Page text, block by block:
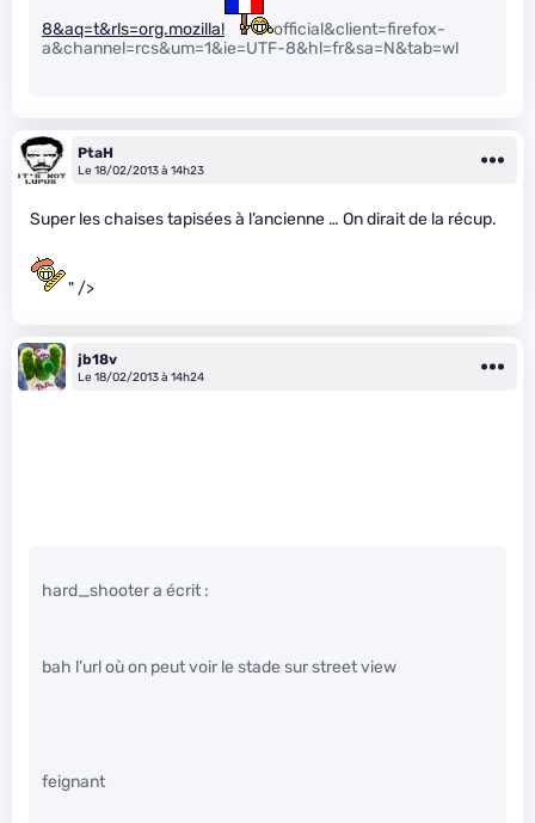
8&aq=t&rls=org.mozilla!
official&client=firefox-
a&channel=rcs&um=1&ie=UTF-8&hl=fr&sa=N&tab=wl
PtaH
Le 18/02/2013 à 14h23
Super les chaises tapisées à l’ancienne … On dirait de la récup.
" />
jb18v
Le 18/02/2013 à 14h24
hard_shooter a écrit :
bah l’url où on peut voir le stade sur street view
feignant